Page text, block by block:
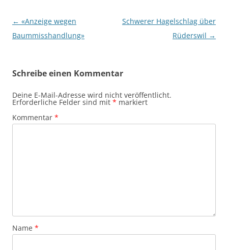
Beitragsnavigation
← «Anzeige wegen
Baummisshandlung»
Schwerer Hagelschlag über
Rüderswil →
Schreibe einen Kommentar
Deine E-Mail-Adresse wird nicht veröffentlicht.
Erforderliche Felder sind mit * markiert
Kommentar *
Name *